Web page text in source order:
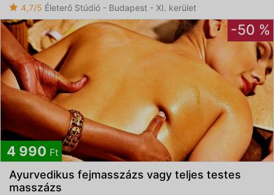
4,7/5 Életerő Stúdió - Budapest - XI. kerület
-50 %
4 990 Ft
Ayurvedikus fejmasszázs vagy teljes testes
masszázs